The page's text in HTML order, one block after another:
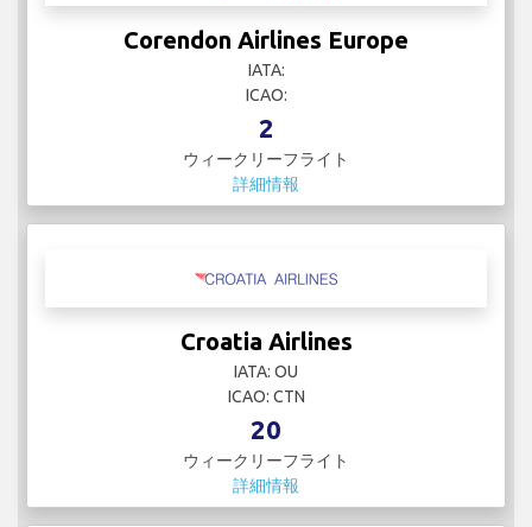
Corendon Airlines Europe
IATA:
ICAO:
2
ウィークリーフライト
詳細情報
Croatia Airlines
IATA: OU
ICAO: CTN
20
ウィークリーフライト
詳細情報